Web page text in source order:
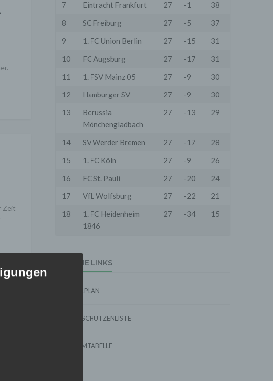
Zeit
7
Eintracht Frankfurt 27 -1
38
8
SC Freiburg 27 -5
37
9
1. FC Union Berlin 27 -15
31
10
FC Augsburg 27 -17
31
11
1. FSV Mainz 05 27 -9
30
12
Hamburger SV 27 -9
30
13
Borussia
Mönchengladbach
27 -13 29
14 SV Werder Bremen 27 -17
28
15
1. FC Köln 27 -9
26
16
FC St. Pauli 27 -20
24
17
VfL Wolfsburg 27 -22
21
18
1. FC Heidenheim
1846
27 -34 15
EXTERNE LINKS
SPIELPLAN
TORSCHÜTZENLISTE
FORMTABELLE